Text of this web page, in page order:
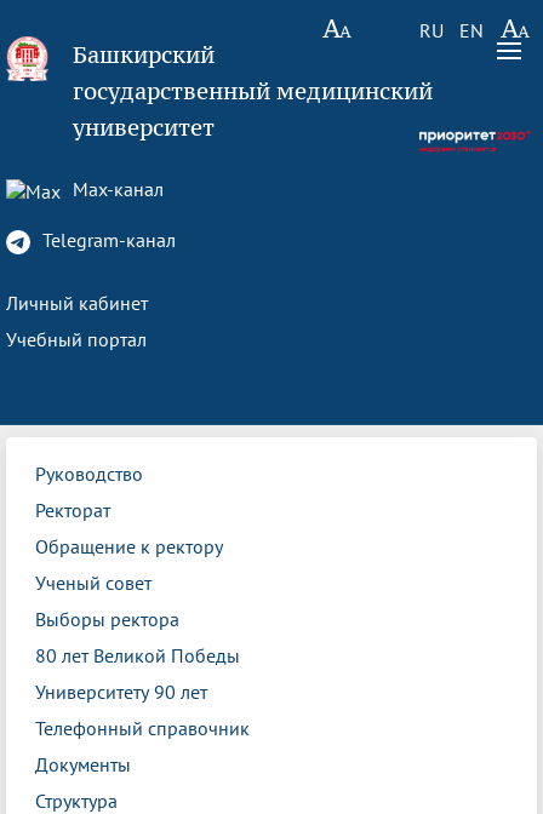
RU EN
Башкирский
государственный медицинский
университет
Max-канал
Telegram-канал
Личный кабинет
Учебный портал
Руководство
Ректорат
Обращение к ректору
Ученый совет
Выборы ректора
80 лет Великой Победы
Университету 90 лет
Телефонный справочник
Документы
Структура